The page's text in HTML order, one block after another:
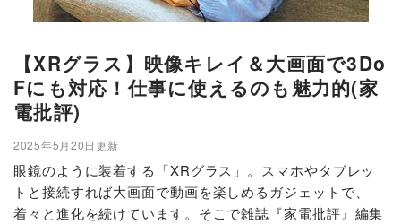
【XRグラス】映像キレイ＆大画面で3Do
Fにも対応！仕事に使えるのも魅力的(家
電批評)
2025年5月20日更新
眼鏡のように装着する「XRグラス」。スマホやタブレッ
トと接続すれば大画面で動画を楽しめるガジェットで、
着々と進化を続けています。そこで雑誌『家電批評』編集